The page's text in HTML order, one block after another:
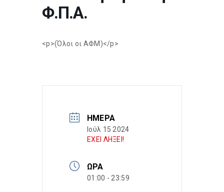
Φ.Π.Α.
<p>(Όλοι οι ΑΦΜ)</p>
ΗΜΈΡΑ
Ιούλ 15 2024
ΕΧΕΙ ΛΗΞΕΙ!
ΏΡΑ
01:00 - 23:59